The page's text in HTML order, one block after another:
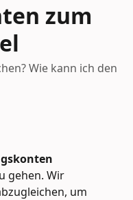
zum
Wie kann ich den
gehen. Wir
um